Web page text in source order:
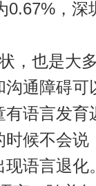
，深
，也是大多
通障碍可
语言发育
时候不会说
语言退化。